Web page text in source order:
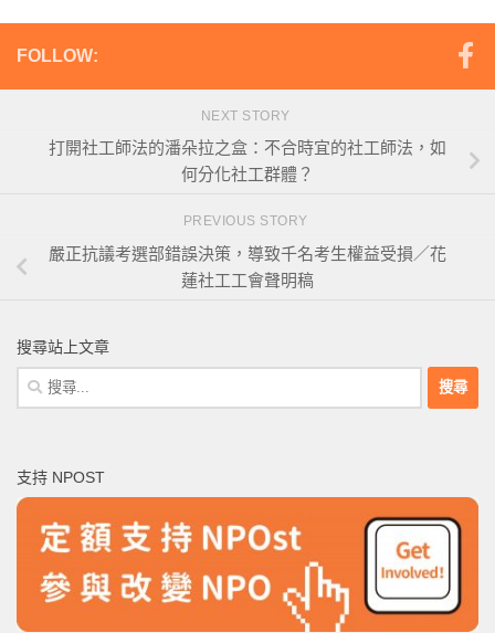
FOLLOW:
NEXT STORY
打開社工師法的潘朵拉之盒：不合時宜的社工師法，如
何分化社工群體？
PREVIOUS STORY
嚴正抗議考選部錯誤決策，導致千名考生權益受損／花
蓮社工工會聲明稿
搜尋站上文章
搜
尋
字:
支持 NPOST